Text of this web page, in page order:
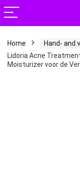
Home Hand- and
Lidoria Acne
Moisturizer voor de